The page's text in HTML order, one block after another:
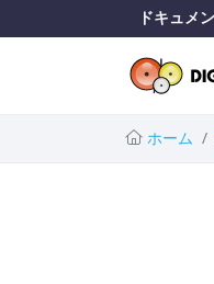
ドキュメ
ホーム